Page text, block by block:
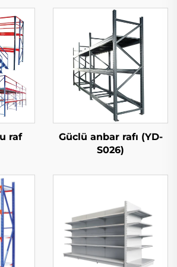
raf
Güclü anbar rafı (YD-
S026)